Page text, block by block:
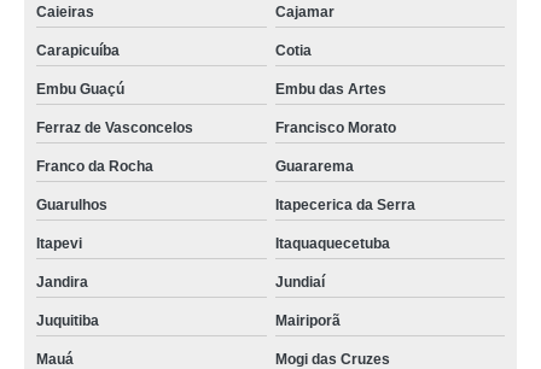
cordão para crachá em poliéster orçamento Chora Menino
cordões para crachás digital Alto da Lapa
cordões para crachás em poliéster Chácara Inglesa
cordão poliéster para crachá orçamento Cidade Dutra
cordões para crachás em silk Jaçanã
cordão para crachá em silk orçamento Jardim São Luiz
cordão de crachá poliéster orçamento São Carlos
gráfica de cordão para crachá personalizado Pedreira
fábrica de cordão para crachá Capão Redondo
Caieiras Cajamar
Carapicuíba Cotia
Embu Guaçú Embu das Artes
Ferraz de Vasconcelos Francisco Morato
Franco da Rocha Guararema
Guarulhos Itapecerica da Serra
Itapevi Itaquaquecetuba
Jandira Jundiaí
Juquitiba Mairiporã
Mauá Mogi das Cruzes